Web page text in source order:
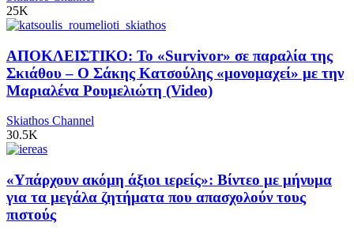
25K
ΑΠΟΚΛΕΙΣΤΙΚΟ: Το «Survivor» σε παραλία της
Σκιάθου – Ο Σάκης Κατσούλης «μονομαχεί» με την
Μαριαλένα Ρουμελιώτη (Video)
Skiathos Channel
30.5K
«Υπάρχουν ακόμη άξιοι ιερείς»: Βίντεο με μήνυμα
για τα μεγάλα ζητήματα που απασχολούν τους
πιστούς